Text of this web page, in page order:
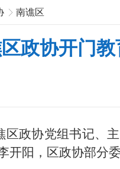
南谯区
政协开门
区政协党组书记、
开阳，区政协部分